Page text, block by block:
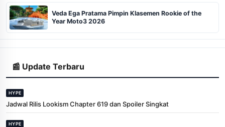
Veda Ega Pratama Pimpin Klasemen Rookie of the
Year Moto3 2026
📰 Update Terbaru
HYPE
Jadwal Rilis Lookism Chapter 619 dan Spoiler Singkat
HYPE